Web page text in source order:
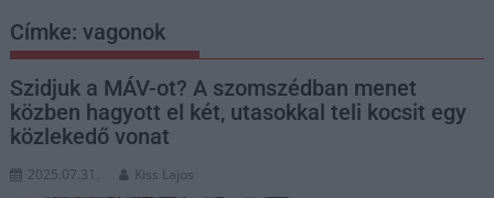
Címke:vagonok
Szidjuk a MÁV-ot? A szomszédban menet
közben hagyott el két, utasokkal teli kocsit egy
közlekedő vonat
2025.07.31. Kiss Lajos